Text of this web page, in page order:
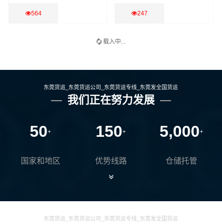
564 247
载入中...
东莞货运_东莞货运公司_东莞货运专线_东莞发全国货运
我们正在努力发展
50+
国家和地区
150+
优势线路
5,000+
仓储托管
东莞货运_东莞货运公司_东莞货运专线_东莞发全国货运